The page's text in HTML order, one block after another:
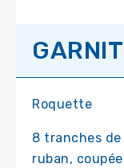
Roquette
8 tranches
ruban,